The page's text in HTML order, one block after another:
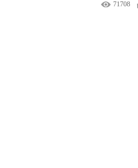
71708